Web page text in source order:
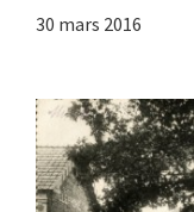
30 mars 2016